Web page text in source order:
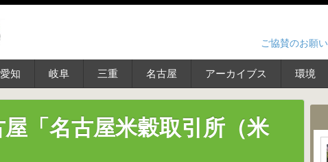
ご協賛のお願い
愛知 岐阜 三重 名古屋 アーカイブス 環境
「名古屋米穀取引所（米